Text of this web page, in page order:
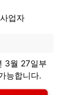
업자
3월 27일부
능합니다.